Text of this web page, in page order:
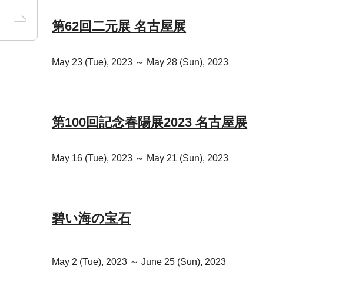
第62回二元展 名古屋展
May 23 (Tue), 2023 ～ May 28 (Sun), 2023
第100回記念春陽展2023 名古屋展
May 16 (Tue), 2023 ～ May 21 (Sun), 2023
碧い海の宝石
May 2 (Tue), 2023 ～ June 25 (Sun), 2023